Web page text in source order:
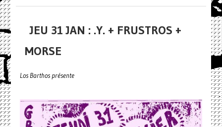
JEU 31 JAN : .Y. + FRUSTROS +
MORSE
Los Barthos présente